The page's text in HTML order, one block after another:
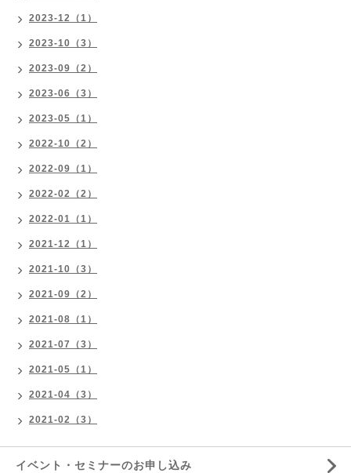
2023-12（1）
2023-10（3）
2023-09（2）
2023-06（3）
2023-05（1）
2022-10（2）
2022-09（1）
2022-02（2）
2022-01（1）
2021-12（1）
2021-10（3）
2021-09（2）
2021-08（1）
2021-07（3）
2021-05（1）
2021-04（3）
2021-02（3）
イベント・セミナーのお申し込み